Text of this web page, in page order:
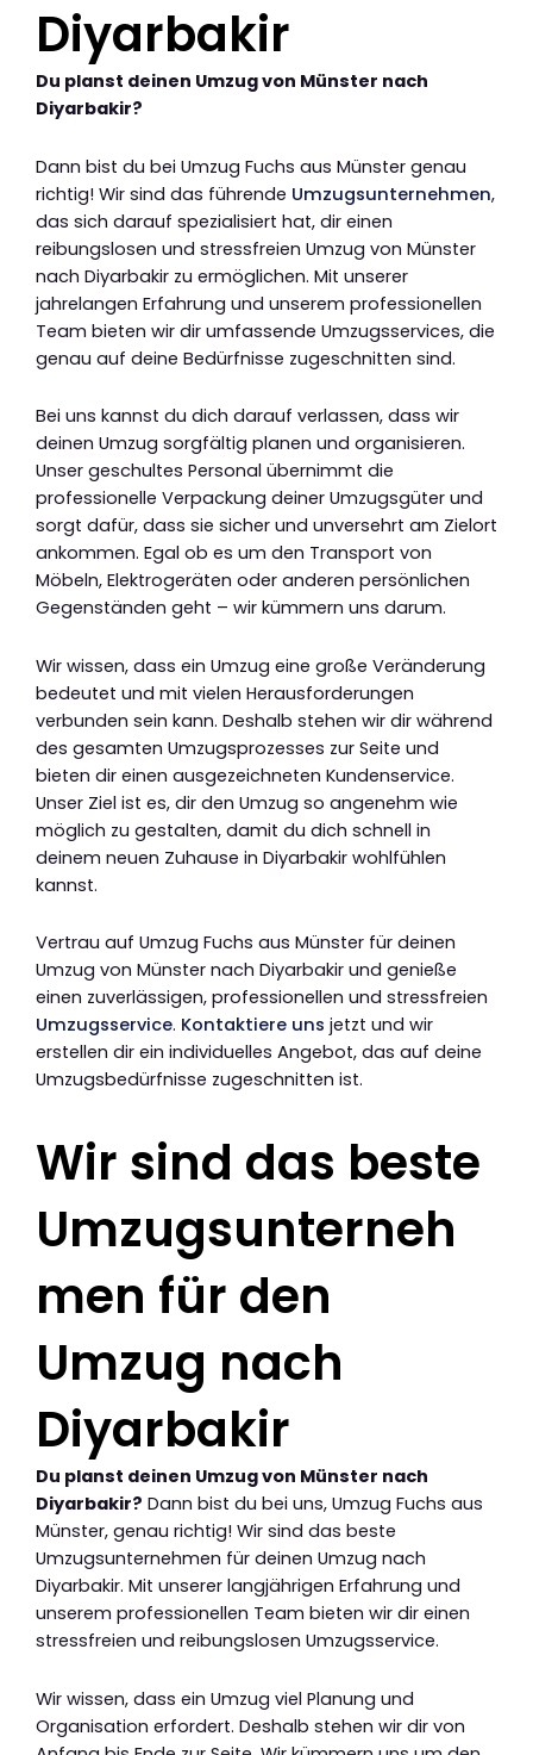
Diyarbakir
Du planst deinen Umzug von Münster nach
Diyarbakir?
Dann bist du bei Umzug Fuchs aus Münster genau
richtig! Wir sind das führende Umzugsunternehmen,
das sich darauf spezialisiert hat, dir einen
reibungslosen und stressfreien Umzug von Münster
nach Diyarbakir zu ermöglichen. Mit unserer
jahrelangen Erfahrung und unserem professionellen
Team bieten wir dir umfassende Umzugsservices, die
genau auf deine Bedürfnisse zugeschnitten sind.
Bei uns kannst du dich darauf verlassen, dass wir
deinen Umzug sorgfältig planen und organisieren.
Unser geschultes Personal übernimmt die
professionelle Verpackung deiner Umzugsgüter und
sorgt dafür, dass sie sicher und unversehrt am Zielort
ankommen. Egal ob es um den Transport von
Möbeln, Elektrogeräten oder anderen persönlichen
Gegenständen geht – wir kümmern uns darum.
Wir wissen, dass ein Umzug eine große Veränderung
bedeutet und mit vielen Herausforderungen
verbunden sein kann. Deshalb stehen wir dir während
des gesamten Umzugsprozesses zur Seite und
bieten dir einen ausgezeichneten Kundenservice.
Unser Ziel ist es, dir den Umzug so angenehm wie
möglich zu gestalten, damit du dich schnell in
deinem neuen Zuhause in Diyarbakir wohlfühlen
kannst.
Vertrau auf Umzug Fuchs aus Münster für deinen
Umzug von Münster nach Diyarbakir und genieße
einen zuverlässigen, professionellen und stressfreien
Umzugsservice. Kontaktiere uns jetzt und wir
erstellen dir ein individuelles Angebot, das auf deine
Umzugsbedürfnisse zugeschnitten ist.
Wir sind das beste
Umzugsunterneh
men für den
Umzug nach
Diyarbakir
Du planst deinen Umzug von Münster nach
Diyarbakir? Dann bist du bei uns, Umzug Fuchs aus
Münster, genau richtig! Wir sind das beste
Umzugsunternehmen für deinen Umzug nach
Diyarbakir. Mit unserer langjährigen Erfahrung und
unserem professionellen Team bieten wir dir einen
stressfreien und reibungslosen Umzugsservice.
Wir wissen, dass ein Umzug viel Planung und
Organisation erfordert. Deshalb stehen wir dir von